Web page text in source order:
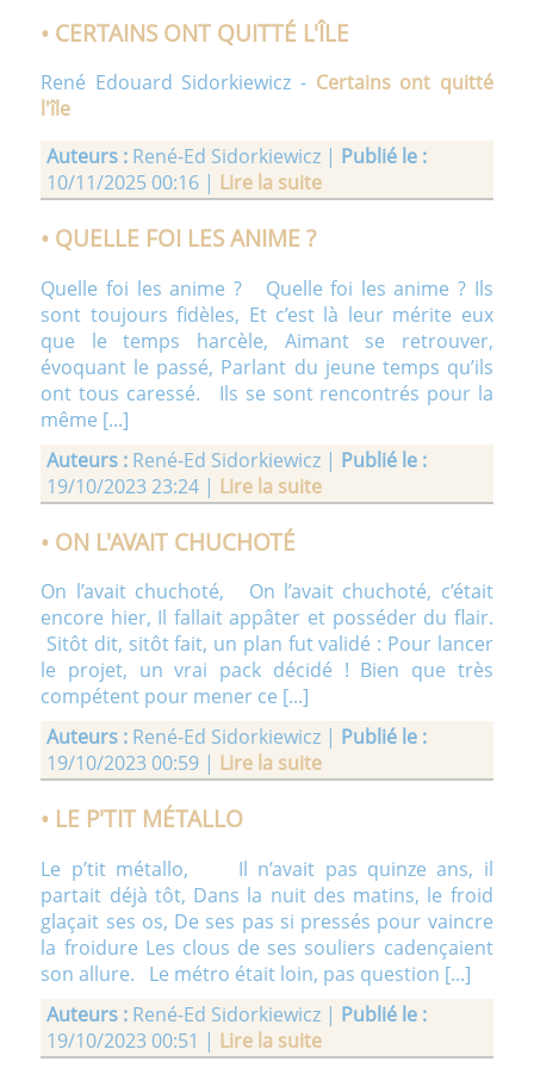
• LE PAVILLON SUR L ILE
Auteurs :Etienne Lissillour |Publié le : 12/10/2021
19:45 |
Voir la suite
• REGARD SUR LE MONDE
Auteurs : Etienne Lissillour |Publié le :09/10/2021
18:58 |Voir la suite
• TRÉGASTEL - VUE DE LA GRÈVE ROSE.
Auteurs : Etienne Lissillour |Publié le :09/10/2021
18:53 |Voir la suite
• CERTAINS ONT QUITTÉ L'ÎLE
René Edouard Sidorkiewicz - Certains ont quitté
l'île
Auteurs : René-Ed Sidorkiewicz | Publié le :
10/11/2025 00:16 | Lire la suite
• QUELLE FOI LES ANIME ?
Quelle foi les anime ? Quelle foi les anime ? Ils
sont toujours fidèles, Et c’est là leur mérite eux
que le temps harcèle, Aimant se retrouver,
évoquant le passé, Parlant du jeune temps qu’ils
ont tous caressé. Ils se sont rencontrés pour la
même [...]
Auteurs : René-Ed Sidorkiewicz | Publié le :
19/10/2023 23:24 | Lire la suite
• ON L'AVAIT CHUCHOTÉ
On l’avait chuchoté, On l’avait chuchoté, c’était
encore hier, Il fallait appâter et posséder du flair.
Sitôt dit, sitôt fait, un plan fut validé : Pour lancer
le projet, un vrai pack décidé ! Bien que très
compétent pour mener ce [...]
Auteurs : René-Ed Sidorkiewicz | Publié le :
19/10/2023 00:59 | Lire la suite
• LE P'TIT MÉTALLO
Le p’tit métallo, Il n’avait pas quinze ans, il
partait déjà tôt, Dans la nuit des matins, le froid
glaçait ses os, De ses pas si pressés pour vaincre
la froidure Les clous de ses souliers cadençaient
son allure. Le métro était loin, pas question [...]
Auteurs : René-Ed Sidorkiewicz | Publié le :
19/10/2023 00:51 | Lire la suite